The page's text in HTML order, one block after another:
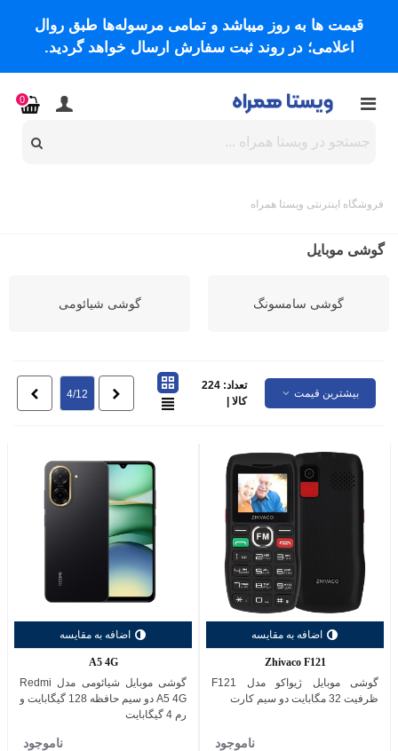
قیمت ها به روز میباشد و تمامی مرسوله‌ها طبق روال
اعلامی؛ در روند ثبت سفارش ارسال خواهد گردید.
0
فروشگاه اینترنتی ویستا همراه
گوشی موبایل
گوشی سامسونگ گوشی شیائومی
بیشترین قیمت
تعداد: 224
کالا |
4/12
اضافه به مقایسه
Zhivaco F121
گوشی موبایل ژیواکو مدل F121
ظرفیت 32 مگابایت دو سیم کارت
ناموجود
اضافه به مقایسه
A5 4G
گوشی موبایل شیائومی مدل Redmi
A5 4G دو سیم حافظه 128 گیگابایت و
رم 4 گیگابایت
ناموجود